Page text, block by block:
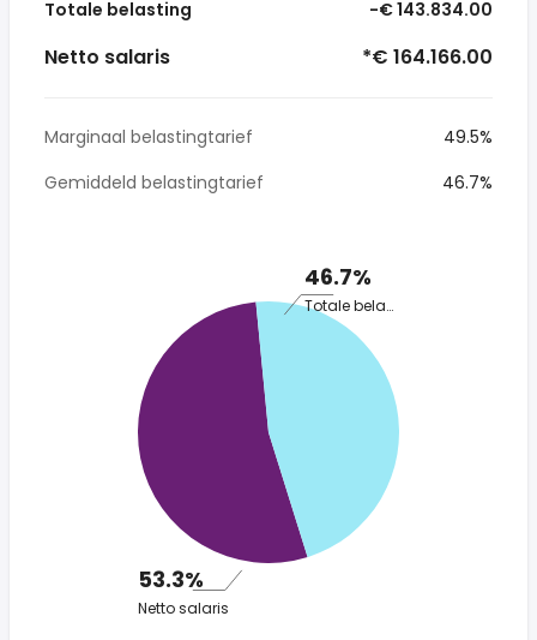
Totale belasting -€ 143.834.00
Netto salaris *€ 164.166.00
Marginaal belastingtarief
49.5%
Gemiddeld belastingtarief
46.7%
46.7%
Totale belasting
53.3%
Netto salaris